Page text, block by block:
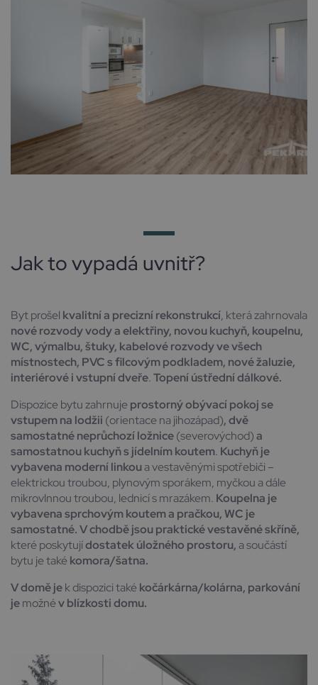
Jak to vypadá uvnitř?
Byt prošel kvalitní a precizní rekonstrukcí, která zahrnovala
nové rozvody vody a elektřiny, novou kuchyň, koupelnu,
WC, výmalbu, štuky, kabelové rozvody ve všech
místnostech, PVC s filcovým podkladem, nové žaluzie,
interiérové i vstupní dveře.Topení ústřední dálkové.
Dispozice bytu zahrnujeprostorný obývací pokoj se
vstupem na lodžii (orientace na jihozápad), dvě
samostatné neprůchozí ložnice(severovýchod)a
samostatnou kuchyň s jídelním koutem. Kuchyň je
vybavena moderní linkoua vestavěnými spotřebiči –
elektrickou troubou, plynovým sporákem, myčkou a dále
mikrovlnnou troubou, lednicí s mrazákem. Koupelna je
vybavena sprchovým koutem a pračkou, WC je
samostatné.V chodbě jsou praktické vestavěné skříně,
které poskytujídostatek úložného prostoru,a součástí
bytu je takékomora/šatna.
V domě jek dispozici takékočárkárna/kolárna, parkování
jemožnév blízkosti domu.